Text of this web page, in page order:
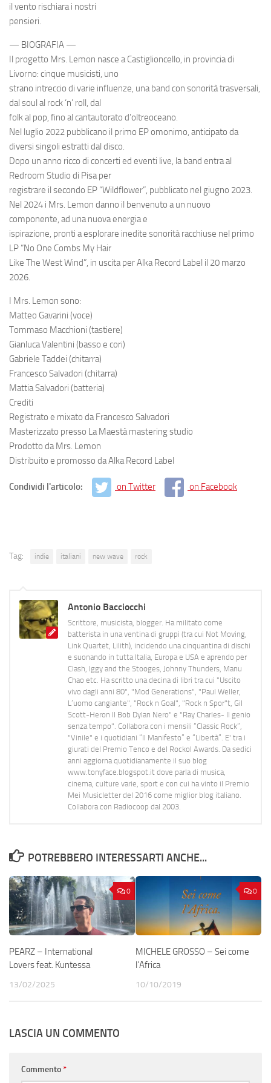
il vento rischiara i nostri
pensieri.
— BIOGRAFIA —
Il progetto Mrs. Lemon nasce a Castiglioncello, in provincia di
Livorno: cinque musicisti, uno
strano intreccio di varie influenze, una band con sonorità trasversali,
dal soul al rock ‘n’ roll, dal
folk al pop, fino al cantautorato d’oltreoceano.
Nel luglio 2022 pubblicano il primo EP omonimo, anticipato da
diversi singoli estratti dal disco.
Dopo un anno ricco di concerti ed eventi live, la band entra al
Redroom Studio di Pisa per
registrare il secondo EP “Wildflower”, pubblicato nel giugno 2023.
Nel 2024 i Mrs. Lemon danno il benvenuto a un nuovo
componente, ad una nuova energia e
ispirazione, pronti a esplorare inedite sonorità racchiuse nel primo
LP “No One Combs My Hair
Like The West Wind”, in uscita per Alka Record Label il 20 marzo
2026.
I Mrs. Lemon sono:
Matteo Gavarini (voce)
Tommaso Macchioni (tastiere)
Gianluca Valentini (basso e cori)
Gabriele Taddei (chitarra)
Francesco Salvadori (chitarra)
Mattia Salvadori (batteria)
Crediti
Registrato e mixato da Francesco Salvadori
Masterizzato presso La Maestà mastering studio
Prodotto da Mrs. Lemon
Distribuito e promosso da Alka Record Label
Condividi l'articolo: on Twitter on Facebook
Tag: indie italiani new wave rock
Antonio Bacciocchi
Scrittore, musicista, blogger. Ha militato come
batterista in una ventina di gruppi (tra cui Not Moving,
Link Quartet, Lilith), incidendo una cinquantina di dischi
e suonando in tutta Italia, Europa e USA e aprendo per
Clash, Iggy and the Stooges, Johnny Thunders, Manu
Chao etc. Ha scritto una decina di libri tra cui "Uscito
vivo dagli anni 80", "Mod Generations", "Paul Weller,
L’uomo cangiante", "Rock n Goal", "Rock n Spor"t, Gil
Scott-Heron Il Bob Dylan Nero" e "Ray Charles- Il genio
senza tempo". Collabora con i mensili “Classic Rock”,
"Vinile" e i quotidiani “Il Manifesto” e “Libertà”. E' tra i
giurati del Premio Tenco e del Rockol Awards. Da sedici
anni aggiorna quotidianamente il suo blog
www.tonyface.blogspot.it dove parla di musica,
cinema, culture varie, sport e con cui ha vinto il Premio
Mei Musicletter del 2016 come miglior blog italiano.
Collabora con Radiocoop dal 2003.
POTREBBERO INTERESSARTI ANCHE...
0
PEARZ – International
Lovers feat. Kuntessa
13/02/2025
0
MICHELE GROSSO – Sei come
l’Africa
10/10/2019
LASCIA UN COMMENTO
Commento*